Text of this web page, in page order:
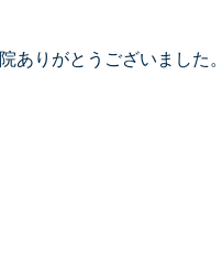
ありがとうございました。